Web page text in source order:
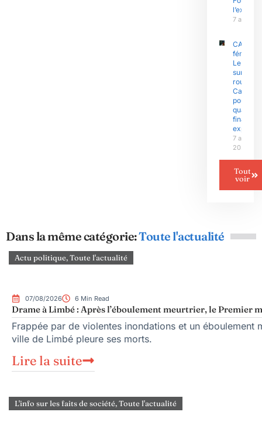
7 août
CAN
Le
sur la
route du
pour un
quart de
finale
explosif
7 août
2026
Tout
voir
Dans la même catégorie:Toute l'actualité
Actu politique,Toute l'actualité
07/08/2026 6 Min Read
Drame à Limbé : Après l’éboulement meurtrier, le Premier
Frappée par de violentes inondations et un
ville de Limbé pleure ses morts.
Lire la suite
L'info sur les faits de société,Toute l'actualité